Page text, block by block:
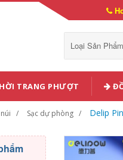
Loại Sản Phẩm
TRANG PHƯỢT
Sạc dự phòng Delip